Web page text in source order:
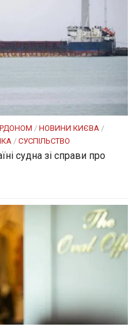
/ НОВИНИ КИЄВА /
/ СУСПІЛЬСТВО
судна зі справи про